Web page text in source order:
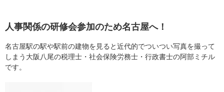
人事関係の研修会参加のため名古屋へ！
名古屋駅の駅や駅前の建物を見ると近代的でついつい写真を撮って
しまう大阪八尾の税理士・社会保険労務士・行政書士の阿部ミチル
です。